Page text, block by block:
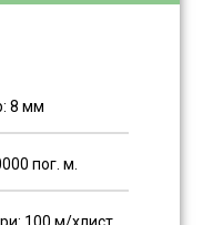
8 мм
пог. м.